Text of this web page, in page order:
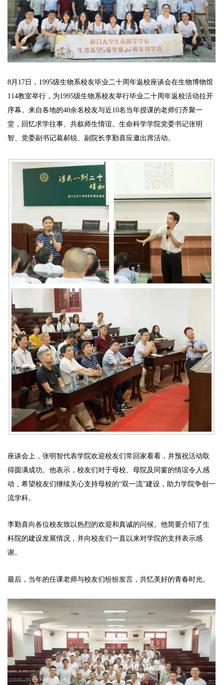
8月17日，1995级生物系校友毕业二十周年返校座谈会在生物博物馆
114教室举行，为1995级生物系校友举行毕业二十周年返校活动拉开
序幕。来自各地的40余名校友与近10名当年授课的老师们齐聚一
堂，回忆求学往事、共叙师生情谊。生命科学学院党委书记张明
智、党委副书记葛郝锐、副院长李勤喜应邀出席活动。
座谈会上，张明智代表学院欢迎校友们常回家看看，并预祝活动取
得圆满成功。他表示，校友们对于母校、母院及同窗的情谊令人感
动，希望校友们继续关心支持母校的“双一流”建设，助力学院争创一
流学科。
李勤喜向各位校友致以热烈的欢迎和真诚的问候。他简要介绍了生
科院的建设发展情况，并向校友们一直以来对学院的支持表示感
谢。
最后，当年的任课老师与校友们纷纷发言，共忆美好的青春时光。